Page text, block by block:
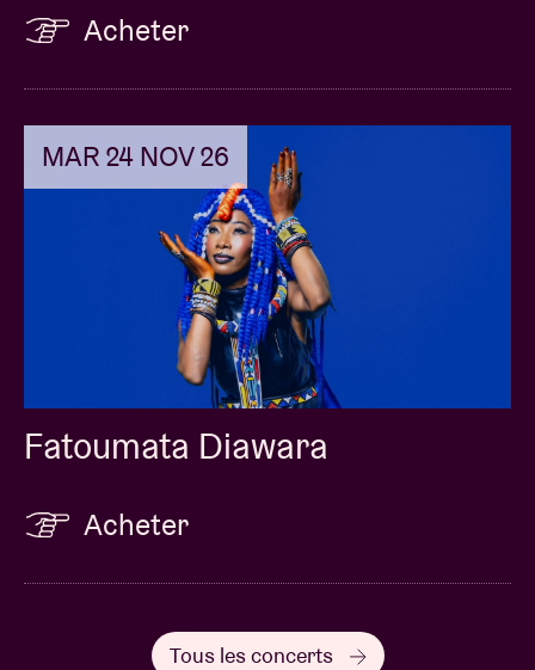
Acheter
MAR 24 NOV 26
Fatoumata Diawara
Acheter
Tous les concerts